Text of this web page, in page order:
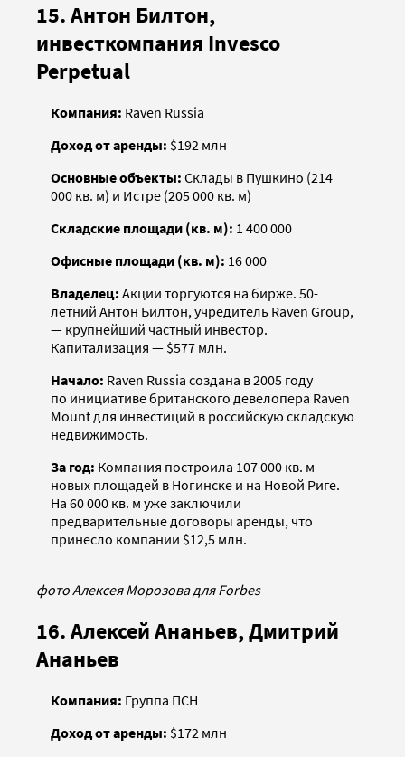
15. Антон Билтон,
инвесткомпания Invesco
Perpetual
Компания: Raven Russia
Доход от аренды: $192 млн
Основные объекты: Склады в Пушкино (214
000 кв. м) и Истре (205 000 кв. м)
Складские площади (кв. м): 1 400 000
Офисные площади (кв. м): 16 000
Владелец: Акции торгуются на бирже. 50-
летний Антон Билтон, учредитель Raven Group,
— крупнейший частный инвестор.
Капитализация — $577 млн.
Начало: Raven Russia создана в 2005 году
по инициативе британского девелопера Raven
Mount для инвестиций в российскую складскую
недвижимость.
За год: Компания построила 107 000 кв. м
новых площадей в Ногинске и на Новой Риге.
На 60 000 кв. м уже заключили
предварительные договоры аренды, что
принесло компании $12,5 млн.
фото Алексея Морозова для Forbes
16. Алексей Ананьев, Дмитрий
Ананьев
Компания: Группа ПСН
Доход от аренды: $172 млн